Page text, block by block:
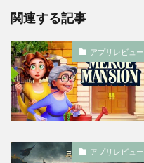
関連する記事
アプリレビュー
アプリレビュー